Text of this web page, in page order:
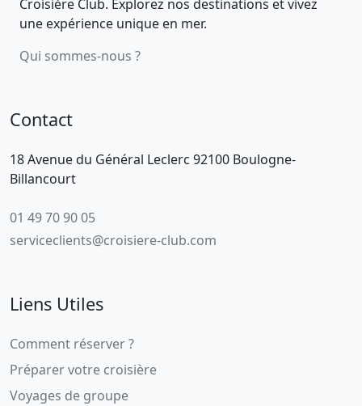
Croisière Club. Explorez nos destinations et vivez
une expérience unique en mer.
Qui sommes-nous ?
Contact
18 Avenue du Général Leclerc 92100 Boulogne-
Billancourt
01 49 70 90 05
serviceclients@croisiere-club.com
Liens Utiles
Comment réserver ?
Préparer votre croisière
Voyages de groupe